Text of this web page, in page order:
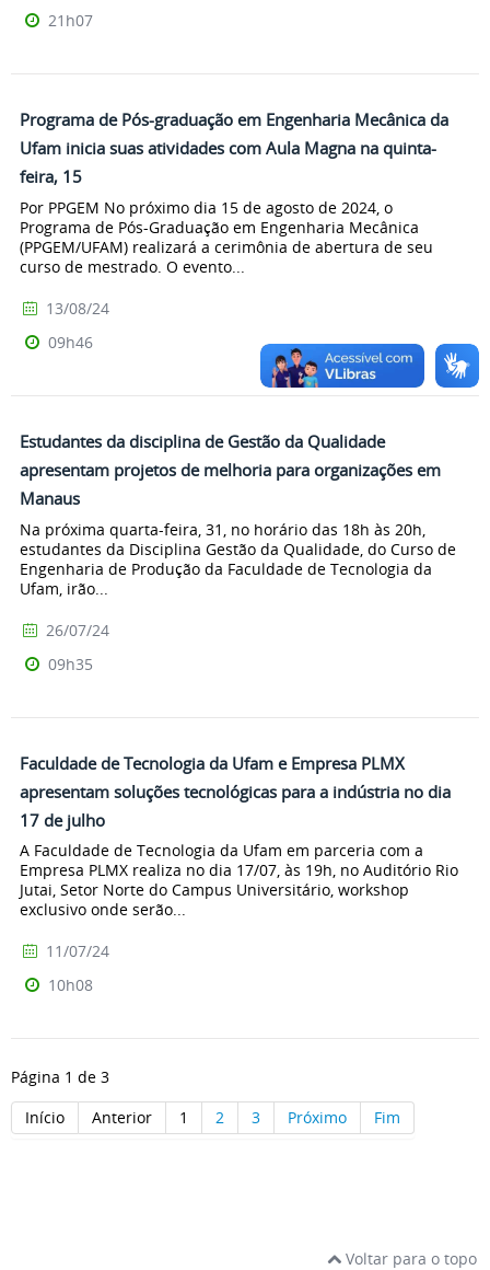
21h07
Programa de Pós-graduação em Engenharia Mecânica da
Ufam inicia suas atividades com Aula Magna na quinta-
feira, 15
Por PPGEM No próximo dia 15 de agosto de 2024, o
Programa de Pós-Graduação em Engenharia Mecânica
(PPGEM/UFAM) realizará a cerimônia de abertura de seu
curso de mestrado. O evento...
13/08/24
09h46
Estudantes da disciplina de Gestão da Qualidade
apresentam projetos de melhoria para organizações em
Manaus
Na próxima quarta-feira, 31, no horário das 18h às 20h,
estudantes da Disciplina Gestão da Qualidade, do Curso de
Engenharia de Produção da Faculdade de Tecnologia da
Ufam, irão...
26/07/24
09h35
Faculdade de Tecnologia da Ufam e Empresa PLMX
apresentam soluções tecnológicas para a indústria no dia
17 de julho
A Faculdade de Tecnologia da Ufam em parceria com a
Empresa PLMX realiza no dia 17/07, às 19h, no Auditório Rio
Jutai, Setor Norte do Campus Universitário, workshop
exclusivo onde serão...
11/07/24
10h08
Página 1 de 3
Início
Anterior 1 2 3 Próximo Fim
Voltar para o topo